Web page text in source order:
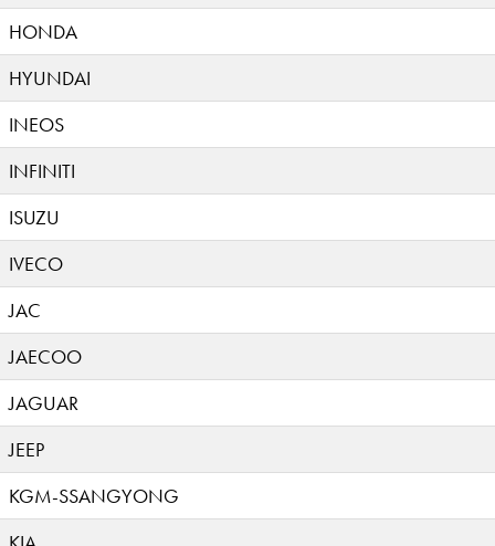
HONDA
HYUNDAI
INEOS
INFINITI
ISUZU
IVECO
JAC
JAECOO
JAGUAR
JEEP
KGM-SSANGYONG